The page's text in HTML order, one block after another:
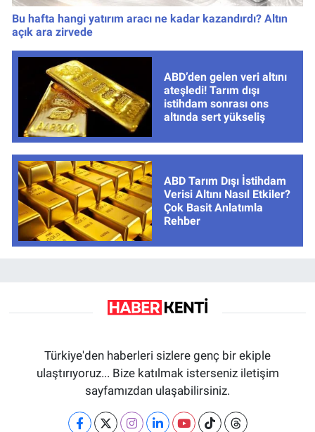
Bu hafta hangi yatırım aracı ne kadar kazandırdı? Altın
açık ara zirvede
ABD’den gelen veri altını
ateşledi! Tarım dışı
istihdam sonrası ons
altında sert yükseliş
ABD Tarım Dışı İstihdam
Verisi Altını Nasıl Etkiler?
Çok Basit Anlatımla
Rehber
Türkiye'den haberleri sizlere genç bir ekiple
ulaştırıyoruz... Bize katılmak isterseniz iletişim
sayfamızdan ulaşabilirsiniz.